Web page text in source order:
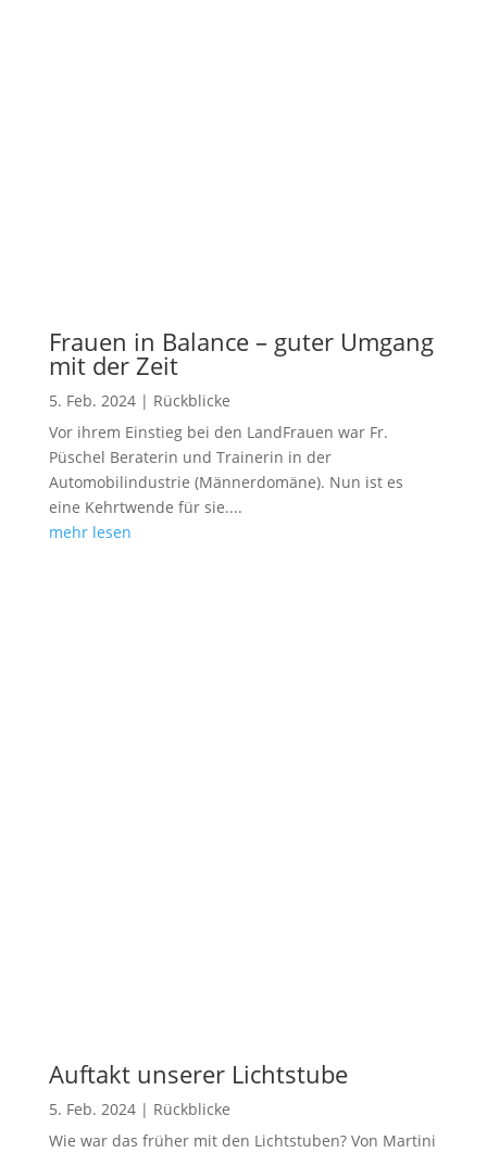
Frauen in Balance – guter Umgang
mit der Zeit
5. Feb. 2024| Rückblicke
Vor ihrem Einstieg bei den LandFrauen war Fr.
Püschel Beraterin und Trainerin in der
Automobilindustrie (Männerdomäne). Nun ist es
eine Kehrtwende für sie....
mehr lesen
Auftakt unserer Lichtstube
5. Feb. 2024| Rückblicke
Wie war das früher mit den Lichtstuben? Von Martini